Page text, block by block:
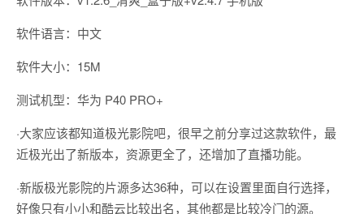
软件语言：中文
软件大小：15M
测试机型：华为 P40 PRO+
·大家应该都知道极光影院吧，很早之前分享过这款软件，最
近极光出了新版本，资源更全了，还增加了直播功能。
·新版极光影院的片源多达36种，可以在设置里面自行选择，
好像只有小小和酷云比较出名，其他都是比较冷门的源。